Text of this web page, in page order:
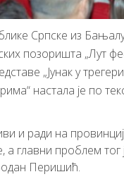
Српске из
позоришта „Лут
„Јунак у
настала је по
и ради на
а главни проблем тог
Перишић.